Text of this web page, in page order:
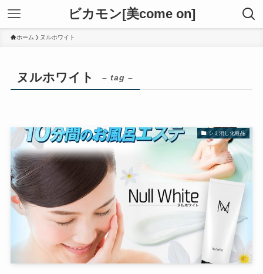
ビカモン[美come on]
ホーム ヌルホワイト
ヌルホワイト – tag –
シミ消し化粧品